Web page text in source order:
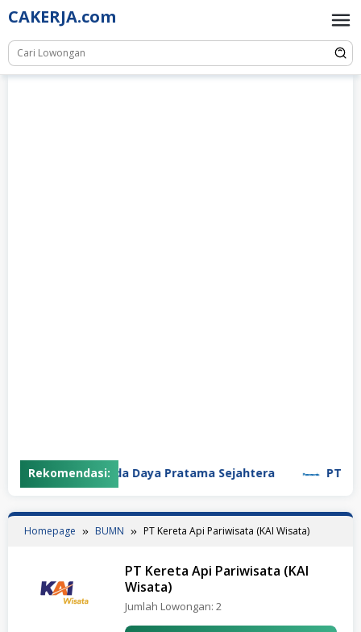
Skip
to
content
CAKERJA.com
Rekomendasi:
PT Garuda Daya Pratama Sejahtera PT
Homepage BUMN PT Kereta Api Pariwisata (KAI Wisata)
PT Kereta Api Pariwisata (KAI
Wisata)
Jumlah Lowongan: 2